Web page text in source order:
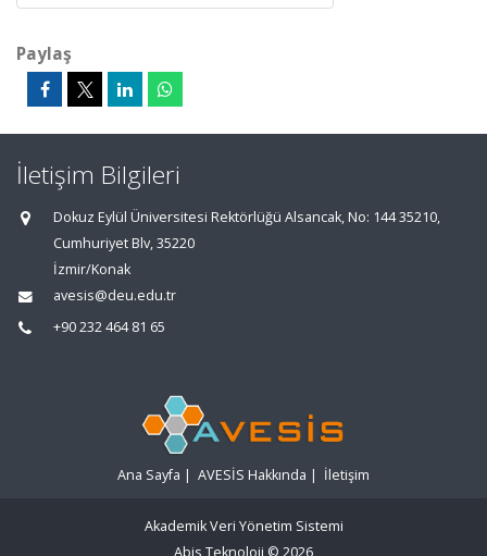
Paylaş
İletişim Bilgileri
Dokuz Eylül Üniversitesi Rektörlüğü Alsancak, No: 144 35210,
Cumhuriyet Blv, 35220
İzmir/Konak
avesis@deu.edu.tr
+90 232 464 81 65
Ana Sayfa | AVESİS Hakkında | İletişim
Akademik Veri Yönetim Sistemi
Abis Teknoloji © 2026